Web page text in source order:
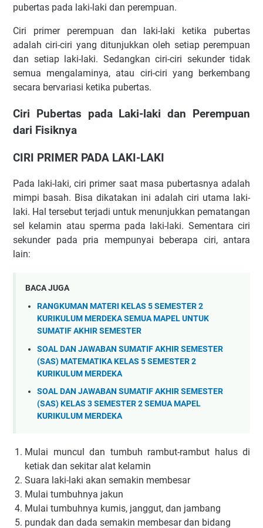
pubertas pada laki-laki dan perempuan.
Ciri primer perempuan dan laki-laki ketika pubertas
adalah ciri-ciri yang ditunjukkan oleh setiap perempuan
dan setiap laki-laki. Sedangkan ciri-ciri sekunder tidak
semua mengalaminya, atau ciri-ciri yang berkembang
secara bervariasi ketika pubertas.
Ciri Pubertas pada Laki-laki dan Perempuan
dari Fisiknya
CIRI PRIMER PADA LAKI-LAKI
Pada laki-laki, ciri primer saat masa pubertasnya adalah
mimpi basah. Bisa dikatakan ini adalah ciri utama laki-
laki. Hal tersebut terjadi untuk menunjukkan pematangan
sel kelamin atau sperma pada laki-laki. Sementara ciri
sekunder pada pria mempunyai beberapa ciri, antara
lain:
BACA JUGA
RANGKUMAN MATERI KELAS 5 SEMESTER 2
KURIKULUM MERDEKA SEMUA MAPEL UNTUK
SUMATIF AKHIR SEMESTER
SOAL DAN JAWABAN SUMATIF AKHIR SEMESTER
(SAS) MATEMATIKA KELAS 5 SEMESTER 2
KURIKULUM MERDEKA
SOAL DAN JAWABAN SUMATIF AKHIR SEMESTER
(SAS) KELAS 3 SEMESTER 2 SEMUA MAPEL
KURIKULUM MERDEKA
Mulai muncul dan tumbuh rambut-rambut halus di
ketiak dan sekitar alat kelamin
Suara laki-laki akan semakin membesar
Mulai tumbuhnya jakun
Mulai tumbuhnya kumis, janggut, dan jambang
pundak dan dada semakin membesar dan bidang